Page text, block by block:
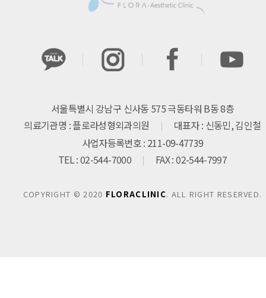
서울특별시 강남구 신사동 575 극동타워 B동 8층
의료기관명 : 플로라성형외과의원
대표자 : 신동민, 김인철
사업자등록번호 : 211-09-47739
TEL : 02-544-7000
FAX : 02-544-7997
COPYRIGHT © 2020 FLORACLINIC. ALL RIGHT RESERVED.